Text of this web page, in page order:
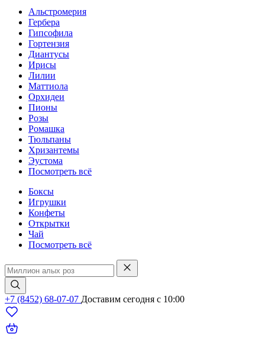
Альстромерия
Гербера
Гипсофила
Гортензия
Диантусы
Ирисы
Лилии
Маттиола
Орхидеи
Пионы
Розы
Ромашка
Тюльпаны
Хризантемы
Эустома
Посмотреть всё
Боксы
Игрушки
Конфеты
Открытки
Чай
Посмотреть всё
+7 (8452) 68-07-07 Доставим сегодня c 10:00